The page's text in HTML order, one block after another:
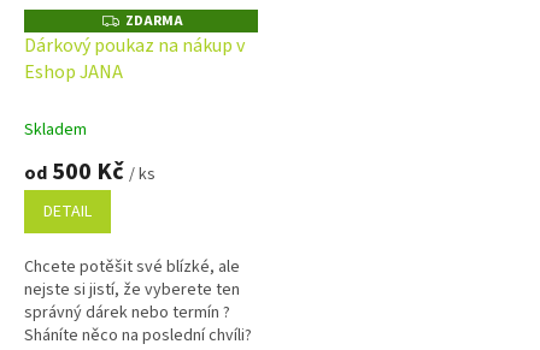
Z
D
A
R
ZDARMA
Dárkový poukaz na nákup v
Eshop JANA
Skladem
od 500 Kč / ks
DETAIL
Chcete potěšit své blízké, ale
nejste si jistí, že vyberete ten
správný dárek nebo termín ?
Sháníte něco na poslední chvíli?